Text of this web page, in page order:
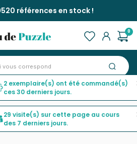
références en stock !
0
de la ferme>Pièces XXL - Barnyard
2 exemplaire(s) ont été commandé(s)
ces 30 derniers jours.
29 visite(s) sur cette page au cours
des 7 derniers jours.